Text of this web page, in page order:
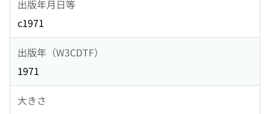
出版年月日等
c1971
出版年（W3CDTF）
1971
大きさ